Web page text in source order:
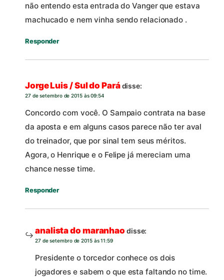
não entendo esta entrada do Vanger que estava
machucado e nem vinha sendo relacionado .
Responder
Jorge Luis / Sul do Parádisse:
27 de setembro de 2015 às 09:54
Concordo com você. O Sampaio contrata na base
da aposta e em alguns casos parece não ter aval
do treinador, que por sinal tem seus méritos.
Agora, o Henrique e o Felipe já mereciam uma
chance nesse time.
Responder
analista do maranhao disse:
27 de setembro de 2015 às 11:59
Presidente o torcedor conhece os dois
jogadores e sabem o que esta faltando no time.